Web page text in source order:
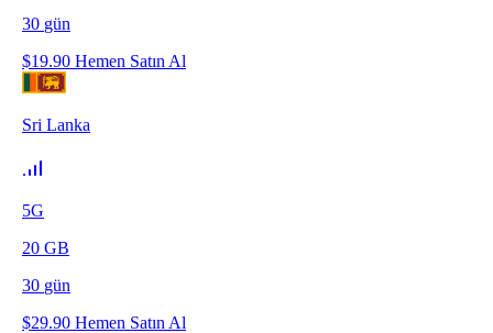
30 gün
$19.90 Hemen Satın Al
Sri Lanka
5G
20 GB
30 gün
$29.90 Hemen Satın Al